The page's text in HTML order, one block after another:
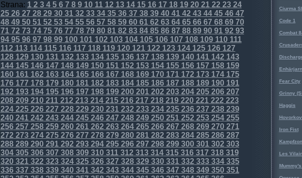
Strana: 12 34567 89101112 1314151617 1819202122 2324
252627 2829303132 3334353637 3839404142 4344454647
4849505152 5354555657 5859606162 6364656667 686970
7172 7374757677 7879808182 8384858687 8889909192 93
94959697 9899100101102 103104105106107 108109110111
112 113114115116117 118119120121122 123124125126127
128129130131132 133134135136137 138139140141142 143
144145146147 148149150151152 153154155156157 158159
160161162 163164165166167 168169170171172 173174175
176177 178179180181182 183184185186187 188189190191
192 193194195196197 198199200201202 203204205206207
208209210211212 213214215216217 218219220221222 223
224225226227 228229230231232 233234235236237 238239
240241242 243244245246247 248249250251252 253254255
256257 258259260261262 263264265266267 268269270271
272 273274275276277 278279280281282 283284285286287
288289290291292 293294295296297 298299300301302 303
304305306307 308309310311312 313314315316317 318319
320321322 323324325326327 328329330331332 333334335
336337 338339340341342 343344345346347 348349350351
Ciurma
Code 1
Combat
Fear City
Grinny
Haggis
Iron Fist
Les